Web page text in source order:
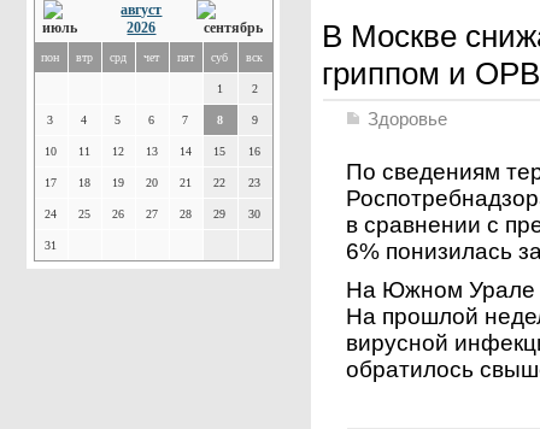
август
2026
пон втр срд чет пят суб вск
1 2
3 4 5 6 7 8 9
10 11 12 13 14 15 16
17 18 19 20 21 22 23
24 25 26 27 28 29 30
31
В Москве
гриппом и
Здоровье
По сведениям
в сравнении с
6% понизилась
На Южном Урале
На прошлой
вирусной
обратилось